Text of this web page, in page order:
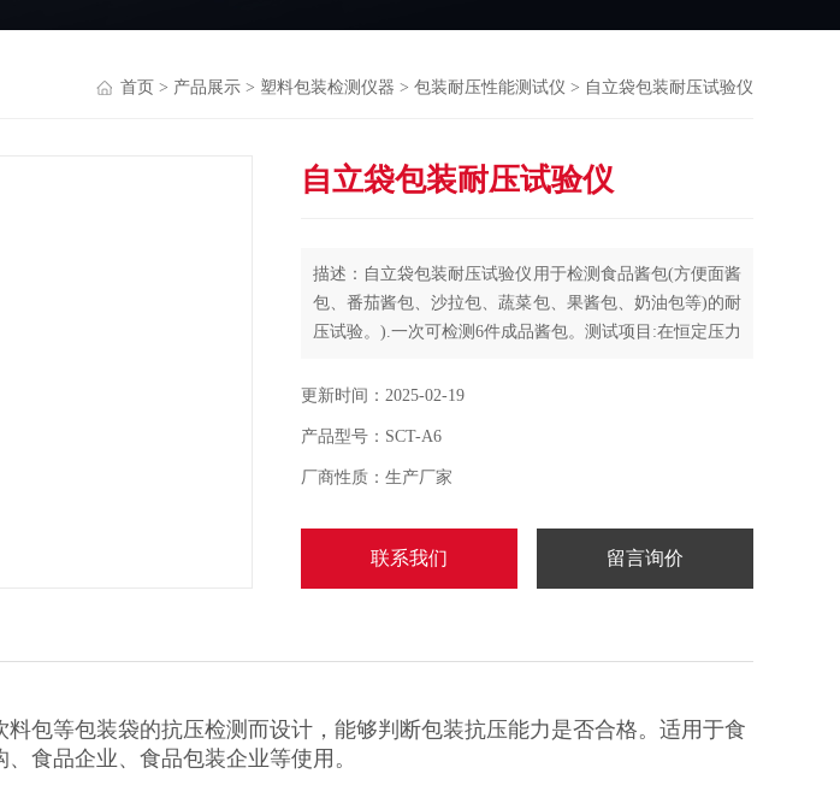
首页 > 产品展示 > 塑料包装检测仪器 > 包装耐压性能测试仪 > 自立袋包装耐压试验仪
自立袋包装耐压试验仪
描述：自立袋包装耐压试验仪用于检测食品酱包(方便面酱
包、番茄酱包、沙拉包、蔬菜包、果酱包、奶油包等)的耐
压试验。).一次可检测6件成品酱包。测试项目:在恒定压力
更新时间：2025-02-19
产品型号：SCT-A6
厂商性质：生产厂家
联系我们 留言询价
包等包装袋的抗压检测而设计，能够判断包装抗压能力是否合格。适用于食
食品企业、食品包装企业等使用。